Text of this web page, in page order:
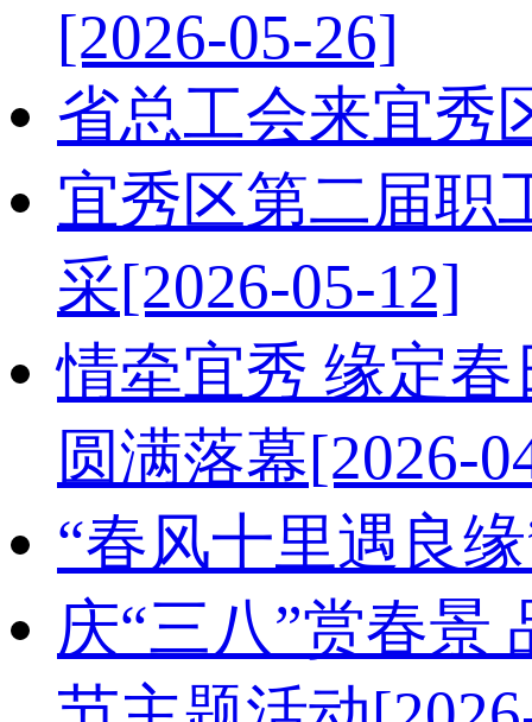
[2026-05-26]
省总工会来宜秀
宜秀区第二届职
采[2026-05-12]
情牵宜秀 缘定
圆满落幕[2026-
“春风十里遇良
庆“三八”赏春